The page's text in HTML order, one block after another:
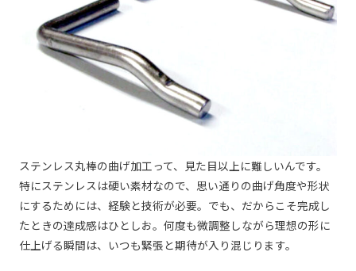
ステンレス丸棒の曲げ加工って、見た目以上に難しいんです。
特にステンレスは硬い素材なので、思い通りの曲げ角度や形状
にするためには、経験と技術が必要。でも、だからこそ完成し
たときの達成感はひとしお。何度も微調整しながら理想の形に
仕上げる瞬間は、いつも緊張と期待が入り混じります。